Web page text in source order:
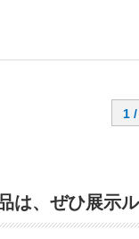
1
は、ぜひ展示